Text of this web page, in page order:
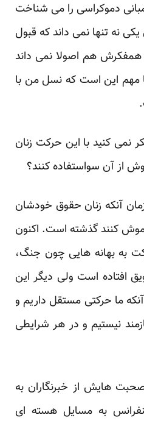
دموکراسی را می شناخت
نه تنها نمی داند که قبول
همفکرش هم اصولا نمی داند
مهم این است که نسل من با
نمی کنید با این حرکت زنان
از آن سواستفاده کنند؟
آنکه زنان حقوق خودشان
کنند گذشته است. اکنون
به بهانه هایی چون جنگ،
افتاده است ولی دیگر این
ما حرکتی مستقل داریم و
نیستیم و در هر شرایطی
هایش از خبرنگاران به
به مسایل هسته ای